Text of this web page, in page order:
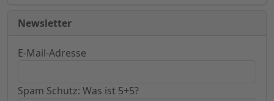
Newsletter
E-Mail-Adresse
Spam Schutz: Was ist 5+5?